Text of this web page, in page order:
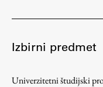
Izbirni predmet
Univerzitetni študijski